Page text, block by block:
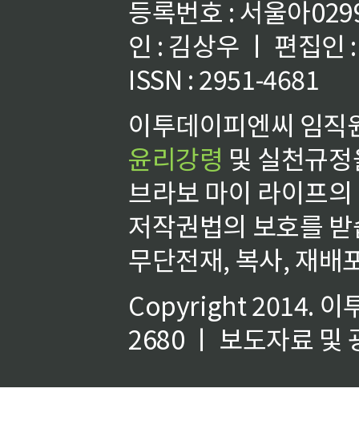
등록번호 : 서울아
인 : 김상우 ㅣ 편집인
ISSN : 2951-4681
이투데이피엔씨 임
윤리강령 및 실천규
브라보 마이 라이프
저작권법의 보호를
무단전재, 복사, 재배
Copyright 2014. 이
2680 ㅣ 보도자료